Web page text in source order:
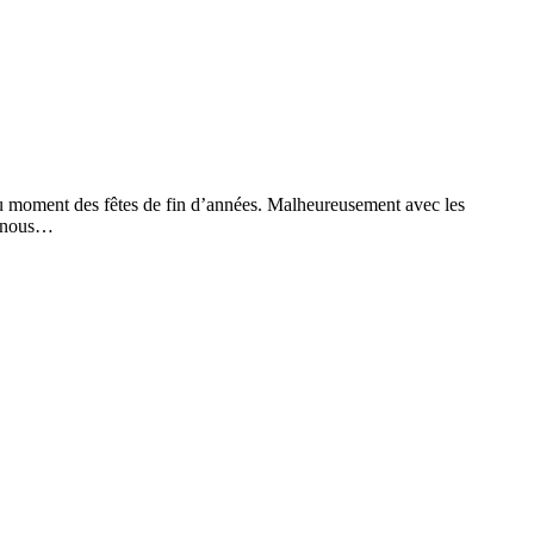
des fêtes de fin d’années. Malheureusement avec les
nous…